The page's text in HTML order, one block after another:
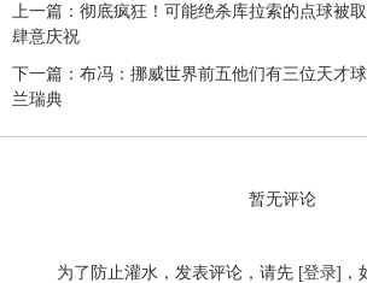
上一篇： 彻底疯狂！可能绝杀库拉索的点球被
肆意庆祝
下一篇： 布冯：挪威世界前五他们有三位天才
兰瑞典
暂无评论
为了防止灌水，发表评论，请先 [登录]